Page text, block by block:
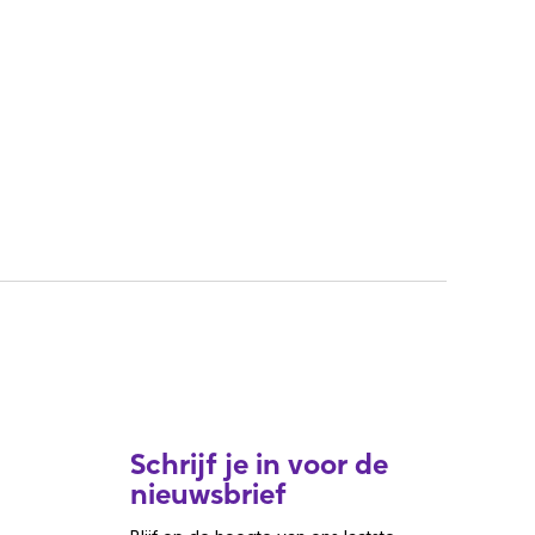
Schrijf je in voor de
nieuwsbrief